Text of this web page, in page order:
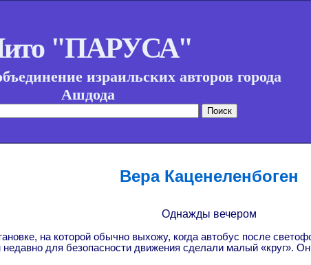
"ПАРУСА"
израильских авторов города
Ашдода
Вера Каценеленбоген
Однажды вечером
на которой обычно выхожу, когда автобус после
для безопасности движения сделали малый «круг».